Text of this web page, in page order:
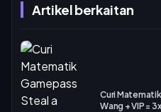
Artikel berkaitan
Curi
Wang + VIP =